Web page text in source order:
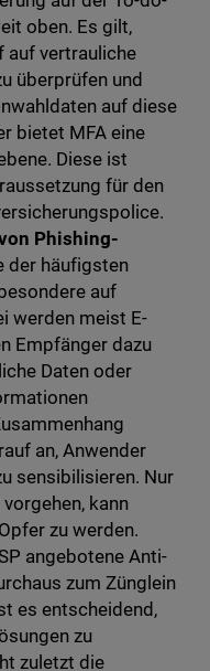
oben. Es gilt,
auf vertrauliche
überprüfen und
auf diese
bietet MFA eine
Diese ist
für den
Phishing-
der häufigsten
auf
werden meist E-
Empfänger dazu
Daten oder
an, Anwender
sensibilisieren. Nur
kann
zu werden.
angebotene Anti-
zum Zünglein
es entscheidend,
zu
zuletzt die